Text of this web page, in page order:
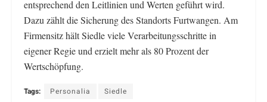
entsprechend den Leitlinien und Werten geführt wird.
Dazu zählt die Sicherung des Standorts Furtwangen. Am
Firmensitz hält Siedle viele Verarbeitungsschritte in
eigener Regie und erzielt mehr als 80 Prozent der
Wertschöpfung.
Tags: Personalia Siedle